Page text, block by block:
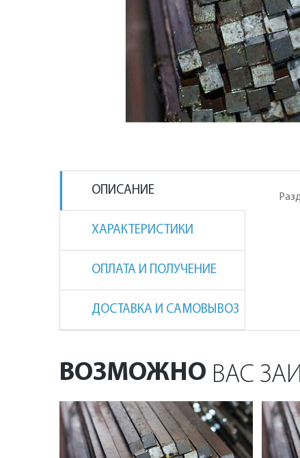
ОПИСАНИЕ
ХАРАКТЕРИСТИКИ
ОПЛАТА И ПОЛУЧЕНИЕ
ДОСТАВКА И САМОВЫВОЗ
ВОЗМОЖНО ВАС